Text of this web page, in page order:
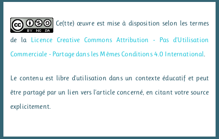
Ce(tte) œuvre est mise à disposition selon les termes
de la Licence Creative Commons Attribution - Pas d’Utilisation
Commerciale - Partage dans les Mêmes Conditions 4.0 International
Le contenu est libre d'utilisation dans un contexte éducatif et peut
être partagé par un lien vers l'article concerné, en citant votre source
explicitement.